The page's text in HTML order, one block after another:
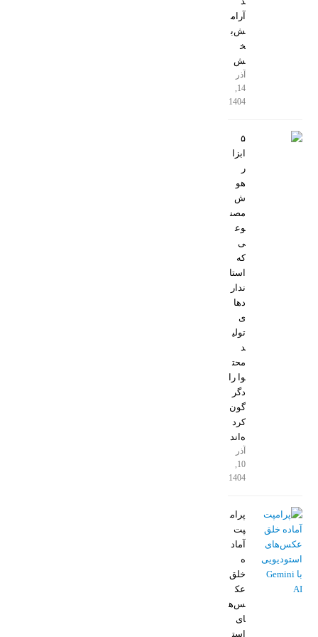
آرام
ش‌ب
خ
ش
آذر
14,
1404
۵
ابزا
ر
هو
ش
مصن
وع
ی
که
استا
ندار
دها
ی
تولی
د
محت
وا را
دگر
گون
کرد
ه‌اند
آذر
10,
1404
پرام
پت
آماد
ه
خلق
عک
س‌ه
ای
است